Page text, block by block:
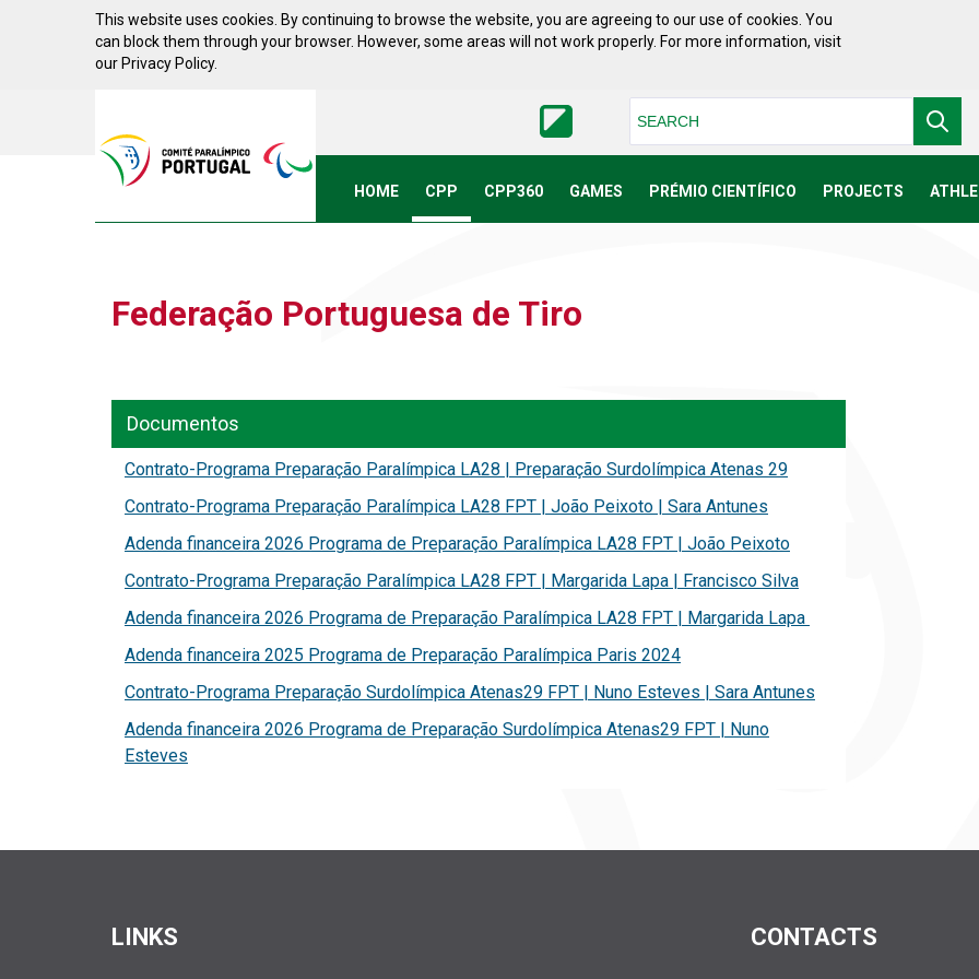
Skip to ContentThis website uses cookies. By continuing to browse the website, you are agreeing to our use of cookies. You
can block them through your browser. However, some areas will not work properly. For more information, visit
our Privacy Policy.
Paralimpico
de
Portugal
(Go
HOME CPP CPP360 GAMES PRÉMIO CIENTÍFICO PROJECTS
Federação Portuguesa de Tiro
Documentos
Contrato-Programa Preparação Paralímpica LA28 | Preparação Surdolímpica Atenas 29
Contrato-Programa Preparação Paralímpica LA28 FPT | João Peixoto | Sara Antunes
Adenda financeira 2026 Programa de Preparação Paralímpica LA28 FPT | João Peixoto
Contrato-Programa Preparação Paralímpica LA28 FPT | Margarida Lapa | Francisco Silva
Adenda financeira 2026 Programa de Preparação Paralímpica LA28 FPT | Margarida Lapa
Adenda financeira 2025 Programa de Preparação Paralímpica Paris 2024
Contrato-Programa Preparação Surdolímpica Atenas29 FPT | Nuno Esteves | Sara Antunes
Adenda financeira 2026 Programa de Preparação Surdolímpica Atenas29 FPT | Nuno
Esteves
LINKS CONTACTS